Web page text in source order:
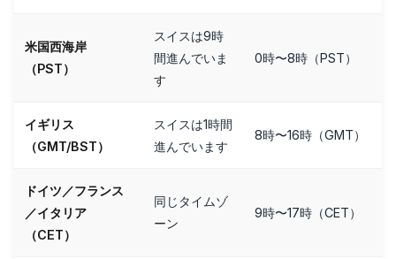
米国西海岸
（PST）
スイスは9時
間進んでいま
す
0時〜8時（PST）
イギリス
（GMT/BST）
スイスは1時間
進んでいます
8時〜16時（GMT）
ドイツ／フランス
／イタリア
（CET）
同じタイムゾ
ーン
9時〜17時（CET）